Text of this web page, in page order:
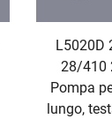
L5020D
28/410
Pompa
lungo,